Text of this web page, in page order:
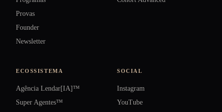
Provas
Founder
Newsletter
ECOSSISTEMA
Agência Lendar[IA]™
Super Agentes™
SOCIAL
Instagram
YouTube